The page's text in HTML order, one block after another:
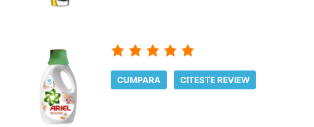
CUMPARA CITESTE REVIEW